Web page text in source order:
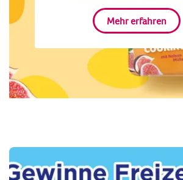
Mehr erfahren